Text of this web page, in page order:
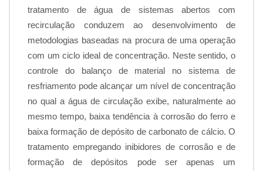
tratamento de água de sistemas abertos com
recirculação conduzem ao desenvolvimento de
metodologias baseadas na procura de uma operação
com um ciclo ideal de concentração. Neste sentido, o
controle do balanço de material no sistema de
resfriamento pode alcançar um nível de concentração
no qual a água de circulação exibe, naturalmente ao
mesmo tempo, baixa tendência à corrosão do ferro e
baixa formação de depósito de carbonato de cálcio. O
tratamento empregando inibidores de corrosão e de
formação de depósitos pode ser apenas um